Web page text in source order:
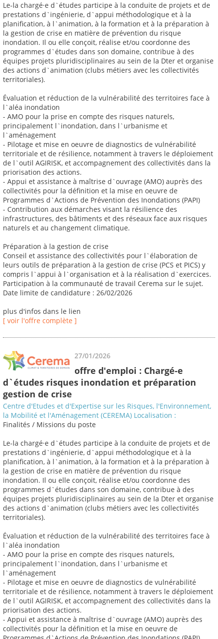
Le-la chargé·e d`études participe à la conduite de projets et de
prestations d`ingénierie, d`appui méthodologique et à la
planification, à l`animation, à la formation et à la préparation à
la gestion de crise en matière de prévention du risque
inondation. Il ou elle conçoit, réalise et/ou coordonne des
programmes d`études dans son domaine, contribue à des
équipes projets pluridisciplinaires au sein de la Dter et organise
des actions d`animation (clubs métiers avec les collectivités
territoriales).
Évaluation et réduction de la vulnérabilité des territoires face à
l`aléa inondation
- AMO pour la prise en compte des risques naturels,
principalement l`inondation, dans l`urbanisme et
l`aménagement
- Pilotage et mise en oeuvre de diagnostics de vulnérabilité
territoriale et de résilience, notamment à travers le déploiement
de l`outil AGIRISK, et accompagnement des collectivités dans la
priorisation des actions.
- Appui et assistance à maîtrise d`ouvrage (AMO) auprès des
collectivités pour la définition et la mise en oeuvre de
Programmes d`Actions de Prévention des Inondations (PAPI)
- Contribution aux démarches visant la résilience des
infrastructures, des bâtiments et des réseaux face aux risques
naturels et au changement climatique.
Préparation à la gestion de crise
Conseil et assistance des collectivités pour l`élaboration de
leurs outils de préparation à la gestion de crise (PCS et PICS) y
compris l`appui à l`organisation et à la réalisation d`exercices.
Participation à la communauté de travail Cerema sur le sujet.
Date limite de candidature : 26/02/2026
plus d'infos dans le lien
[ voir l'offre complète ]
27/01/2026
offre d'emploi : Chargé-e
d`études risques inondation et préparation
gestion de crise
Centre d'Etudes et d'Expertise sur les Risques, l'Environnement,
la Mobilité et l'Aménagement (CEREMA) Localisation :
Finalités / Missions du poste
Le-la chargé·e d`études participe à la conduite de projets et de
prestations d`ingénierie, d`appui méthodologique et à la
planification, à l`animation, à la formation et à la préparation à
la gestion de crise en matière de prévention du risque
inondation. Il ou elle conçoit, réalise et/ou coordonne des
programmes d`études dans son domaine, contribue à des
équipes projets pluridisciplinaires au sein de la Dter et organise
des actions d`animation (clubs métiers avec les collectivités
territoriales).
Évaluation et réduction de la vulnérabilité des territoires face à
l`aléa inondation
- AMO pour la prise en compte des risques naturels,
principalement l`inondation, dans l`urbanisme et
l`aménagement
- Pilotage et mise en oeuvre de diagnostics de vulnérabilité
territoriale et de résilience, notamment à travers le déploiement
de l`outil AGIRISK, et accompagnement des collectivités dans la
priorisation des actions.
- Appui et assistance à maîtrise d`ouvrage (AMO) auprès des
collectivités pour la définition et la mise en oeuvre de